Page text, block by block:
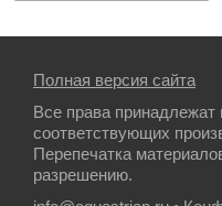
Полная версия сайта
Все права
соответствующих
Перепечатка
разрешению.